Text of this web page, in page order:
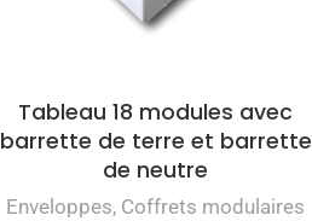
Tableau 18 modules avec
barrette de terre et barrette
de neutre
Enveloppes, Coffrets modulaires